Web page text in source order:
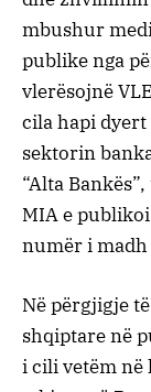
mbushur
publike nga
vlerësojnë
cila hapi dyert
sektorin
“Alta
MIA e
numër i madh
Në përgjigje
shqiptare në
i cili vetëm në